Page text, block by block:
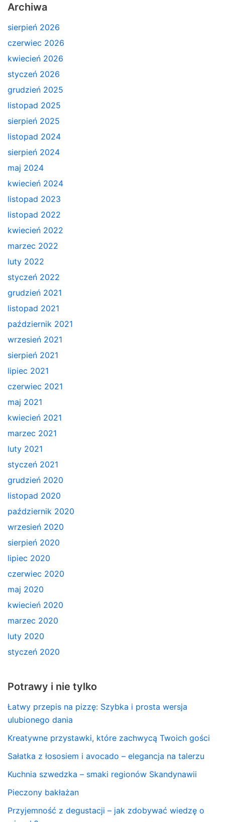
Archiwa
sierpień 2026
czerwiec 2026
kwiecień 2026
styczeń 2026
grudzień 2025
listopad 2025
sierpień 2025
listopad 2024
sierpień 2024
maj 2024
kwiecień 2024
listopad 2023
listopad 2022
kwiecień 2022
marzec 2022
luty 2022
styczeń 2022
grudzień 2021
listopad 2021
październik 2021
wrzesień 2021
sierpień 2021
lipiec 2021
czerwiec 2021
maj 2021
kwiecień 2021
marzec 2021
luty 2021
styczeń 2021
grudzień 2020
listopad 2020
październik 2020
wrzesień 2020
sierpień 2020
lipiec 2020
czerwiec 2020
maj 2020
kwiecień 2020
marzec 2020
luty 2020
styczeń 2020
Potrawy i nie tylko
Łatwy przepis na pizzę: Szybka i prosta wersja
ulubionego dania
Kreatywne przystawki, które zachwycą Twoich gości
Sałatka z łososiem i avocado – elegancja na talerzu
Kuchnia szwedzka – smaki regionów Skandynawii
Pieczony bakłażan
Przyjemność z degustacji – jak zdobywać wiedzę o